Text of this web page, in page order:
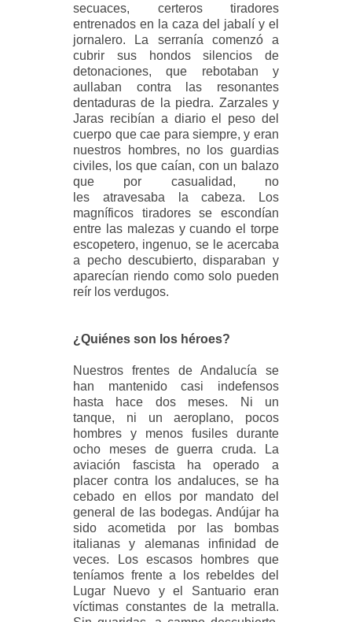
secuaces, certeros tiradores
entrenados en la caza del jabalí y el
jornalero. La serranía comenzó a
cubrir sus hondos silencios de
detonaciones, que rebotaban y
aullaban contra las resonantes
dentaduras de la piedra. Zarzales y
Jaras recibían a diario el peso del
cuerpo que cae para siempre, y eran
nuestros hombres, no los guardias
civiles, los que caían, con un balazo
que por casualidad, no
les atravesaba la cabeza. Los
magníficos tiradores se escondían
entre las malezas ycuando el torpe
escopetero, ingenuo, se le acercaba
a pecho descubierto, disparaban y
aparecían riendo como solo pueden
reír los verdugos.
¿Quiénes son los héroes?
Nuestros frentes de Andalucía se
han mantenido casi indefensos
hasta hace dos meses. Ni un
tanque, ni un aeroplano, pocos
hombres y menos fusiles durante
ocho meses de guerra cruda. La
aviación fascista ha operado a
placer contra los andaluces, se ha
cebado en ellos por mandato del
general de las bodegas. Andújar ha
sido acometida por las bombas
italianas y alemanas infinidad de
veces. Los escasos hombres que
teníamos frente a los rebeldes del
Lugar Nuevo y el Santuario eran
víctimas constantes de la metralla.